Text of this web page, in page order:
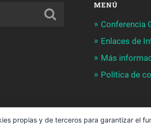
MENÚ
Conferencia
Enlaces de
Más
Política de
propias y de terceros para garantizar el